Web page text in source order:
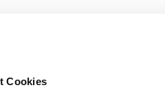
Cookies